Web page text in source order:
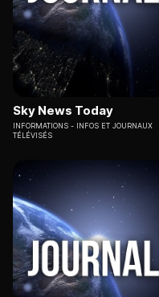
Sky News Today
INFORMATIONS
INFOS ET JOURNAUX
TÉLÉVISÉS